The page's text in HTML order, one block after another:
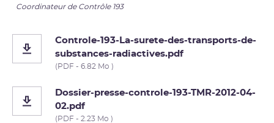
Coordinateur de Contrôle 193
Controle-193-La-surete-des-transports-de-
substances-radiactives.pdf
(PDF - 6.82 Mo )
Dossier-presse-controle-193-TMR-2012-04-
02.pdf
(PDF - 2.23 Mo )